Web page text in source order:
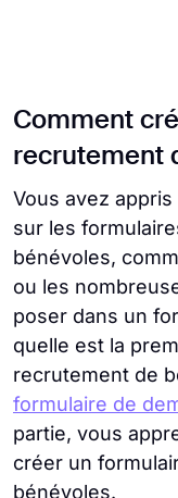
Comment
recrutement
Vous avez
sur les
bénévoles,
ou les
poser dans un
quelle est la
recrutement de
formulaire de
partie, vous
créer un
bénévoles.